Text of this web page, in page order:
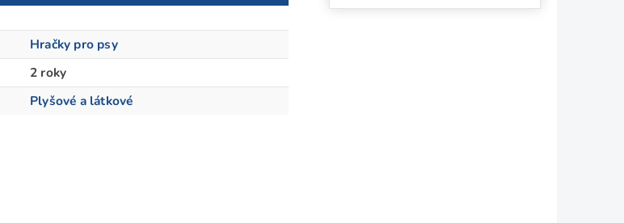
Hračky pro psy
2 roky
Plyšové a látkové